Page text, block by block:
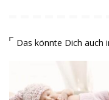
Das könnte Dich auch